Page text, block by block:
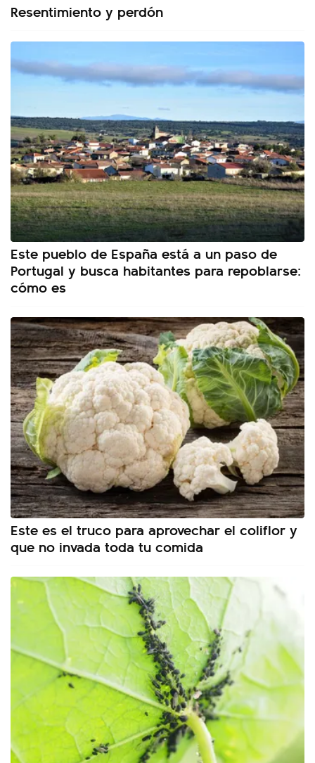
Resentimiento y perdón
Este pueblo de España está a un paso de
Portugal y busca habitantes para repoblarse:
cómo es
Este es el truco para aprovechar el coliflor y
que no invada toda tu comida